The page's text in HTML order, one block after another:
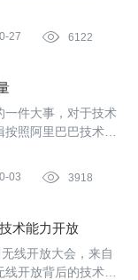
27  6122
一件大事，对于技术
照阿里巴巴技术、
诸位阿里技术达人
的专注和可爱。
03  3918
术能力开放
线开放大会，来自
开放背后的技术细